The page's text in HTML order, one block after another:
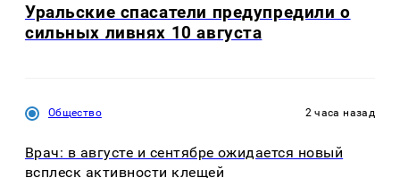
Уральские спасатели предупредили о
сильных ливнях 10 августа
Общество 2 часа назад
Врач: в августе и сентябре ожидается новый
всплеск активности клещей